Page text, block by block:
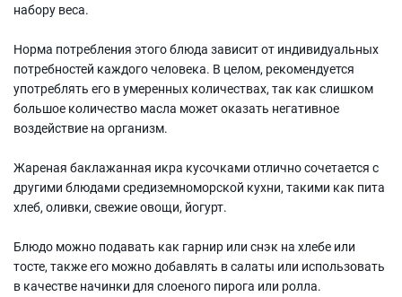
набору веса.
Норма потребления этого блюда зависит от индивидуальных
потребностей каждого человека. В целом, рекомендуется
употреблять его в умеренных количествах, так как слишком
большое количество масла может оказать негативное
воздействие на организм.
Жареная баклажанная икра кусочками отлично сочетается с
другими блюдами средиземноморской кухни, такими как пита
хлеб, оливки, свежие овощи, йогурт.
Блюдо можно подавать как гарнир или снэк на хлебе или
тосте, также его можно добавлять в салаты или использовать
в качестве начинки для слоеного пирога или ролла.